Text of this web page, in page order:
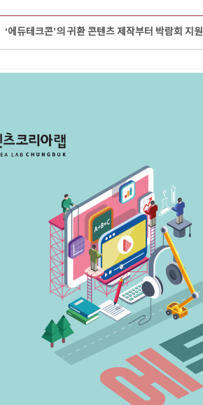
‘에듀테크콘’의 귀환 콘텐츠 제작부터 박람회 지